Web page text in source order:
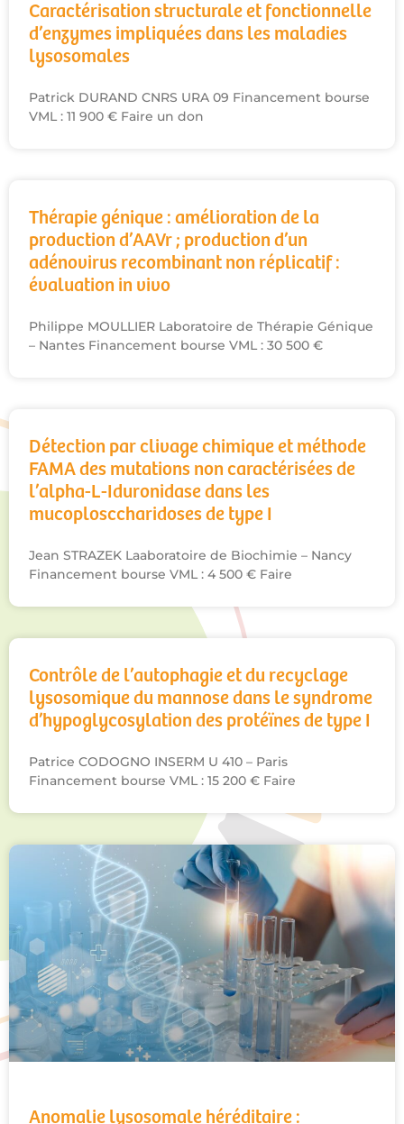
Caractérisation structurale et fonctionnelle
d’enzymes impliquées dans les maladies
lysosomales
Patrick DURAND CNRS URA 09 Financement bourse
VML : 11 900 € Faire un don
Thérapie génique : amélioration de la
production d’AAVr ; production d’un
adénovirus recombinant non réplicatif :
évaluation in vivo
Philippe MOULLIER Laboratoire de Thérapie Génique
– Nantes Financement bourse VML : 30 500 €
Détection par clivage chimique et méthode
FAMA des mutations non caractérisées de
l’alpha-L-Iduronidase dans les
mucoplosccharidoses de type I
Jean STRAZEK Laaboratoire de Biochimie – Nancy
Financement bourse VML : 4 500 € Faire
Contrôle de l’autophagie et du recyclage
lysosomique du mannose dans le syndrome
d’hypoglycosylation des protéïnes de type I
Patrice CODOGNO INSERM U 410 – Paris
Financement bourse VML : 15 200 € Faire
Anomalie lysosomale héréditaire :